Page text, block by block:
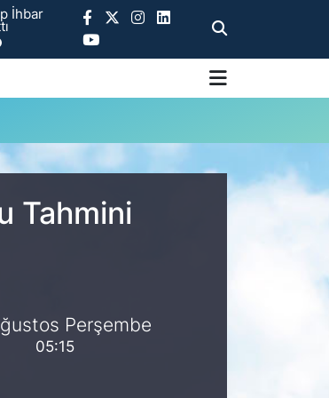
İhbar
Tahmini
Perşembe
05:15